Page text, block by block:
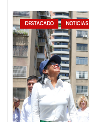
DESTACADO NOTICIAS